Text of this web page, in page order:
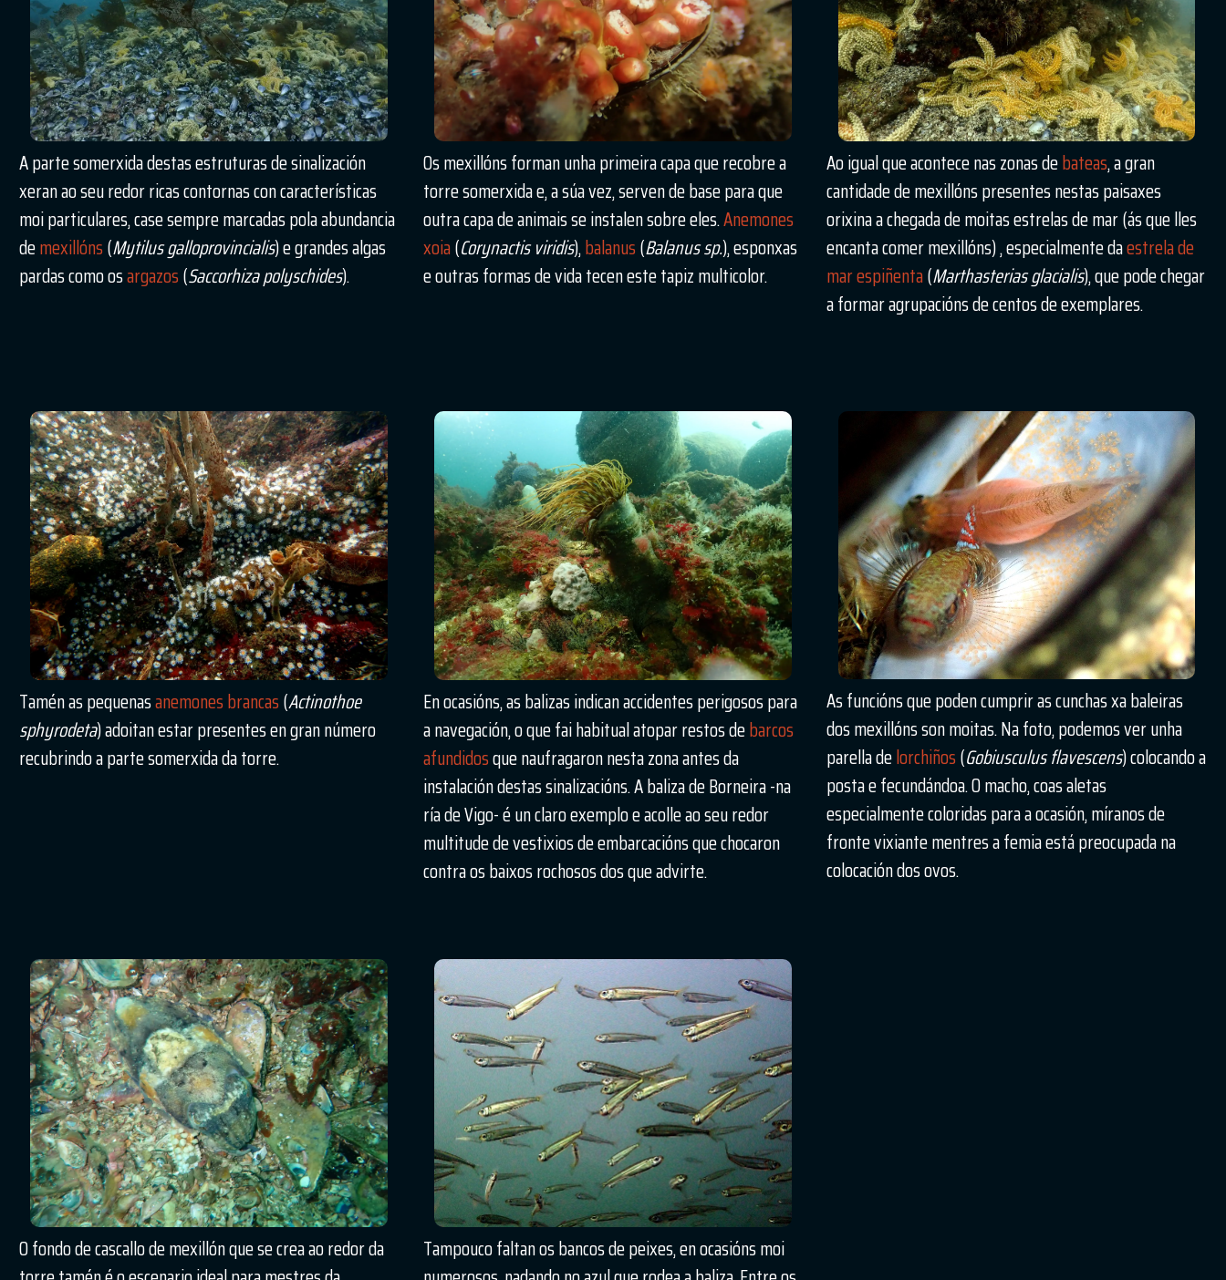
A parte somerxida destas estruturas de sinalización
xeran ao seu redor ricas contornas con características
moi particulares, case sempre marcadas pola abundancia
demexillóns(Mytilus galloprovincialis) e grandes algas
pardas como osargazos(Saccorhiza polyschides).
Os mexillóns forman unha primeira capa que recobre a
torre somerxida e, a súa vez, serven de base para que
outra capa de animais se instalen sobre eles.Anemones
xoia(Corynactis viridis),balanus(Balanus sp.), esponxas
e outras formas de vida tecen este tapiz multicolor.
Ao igual que acontece nas zonas debateas, a gran
cantidade de mexillóns presentes nestas paisaxes
orixina a chegada de moitas estrelas de mar (ás que lles
encanta comer mexillóns) , especialmente daestrela de
mar espiñenta(Marthasterias glacialis), que pode chegar
a formar agrupacións de centos de exemplares.
Tamén as pequenasanemones brancas(Actinothoe
sphyrodeta) adoitan estar presentes en gran número
recubrindo a parte somerxida da torre.
En ocasións, as balizas indican accidentes perigosos para
a navegación, o que fai habitual atopar restos debarcos
afundidosque naufragaron nesta zona antes da
instalación destas sinalizacións. A baliza de Borneira -na
ría de Vigo- é un claro exemplo e acolle ao seu redor
multitude de vestixios de embarcacións que chocaron
contra os baixos rochosos dos que advirte.
As funcións que poden cumprir as cunchas xa baleiras
dos mexillóns son moitas. Na foto, podemos ver unha
parella delorchiños(Gobiusculus flavescens) colocando a
posta e fecundándoa. O macho, coas aletas
especialmente coloridas para a ocasión, míranos de
fronte vixiante mentres a femia está preocupada na
colocación dos ovos.
O fondo de cascallo de mexillón que se crea ao redor da
Tampouco faltan os bancos de peixes, en ocasións moi